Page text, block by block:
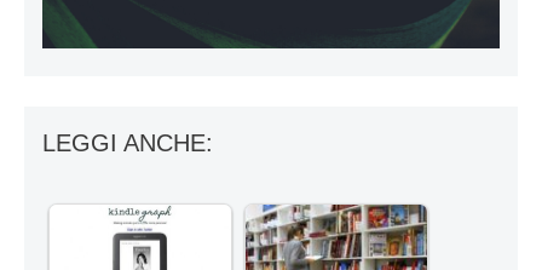
LEGGI ANCHE: